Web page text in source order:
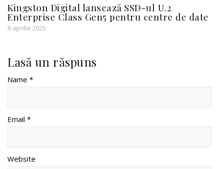
Kingston Digital lansează SSD-ul U.2
Enterprise Class Gen5 pentru centre de date
8 aprilie 2025
Lasă un răspuns
Name *
Email *
Website